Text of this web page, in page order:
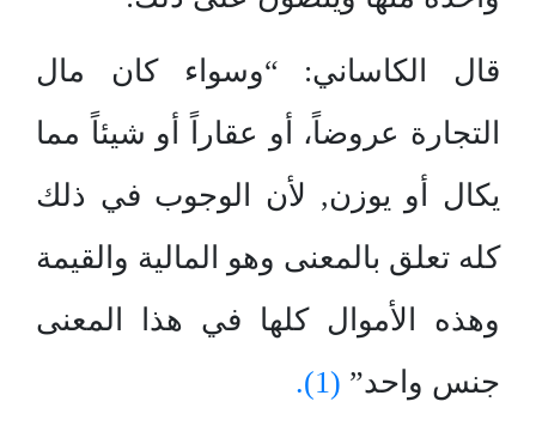
قال الكاساني: “وسواء كان مال
التجارة عروضاً، أو عقاراً أو شيئاً مما
يكال أو يوزن, لأن الوجوب في ذلك
كله تعلق بالمعنى وهو المالية والقيمة
وهذه الأموال كلها في هذا المعنى
جنس واحد” (1).